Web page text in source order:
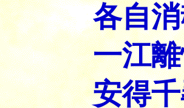
各自
一江
安得